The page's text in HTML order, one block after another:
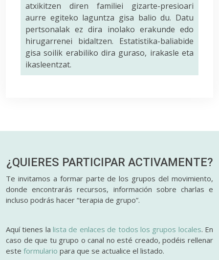
atxikitzen diren familiei gizarte-presioari
aurre egiteko laguntza gisa balio du. Datu
pertsonalak ez dira inolako erakunde edo
hirugarrenei bidaltzen. Estatistika-baliabide
gisa soilik erabiliko dira guraso, irakasle eta
ikasleentzat.
¿QUIERES PARTICIPAR ACTIVAMENTE?
Te invitamos a formar parte de los grupos del movimiento,
donde encontrarás recursos, información sobre charlas e
incluso podrás hacer “terapia de grupo”.
Aquí tienes lalista de enlaces de todos los grupos locales. En
caso de que tu grupo o canal no esté creado, podéis rellenar
este formulario para que se actualice el listado.